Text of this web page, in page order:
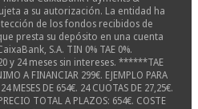
a su autorización. La entidad ha
de los fondos recibidos de
presta su depósito en una cuenta
S.A. TIN 0% TAE 0%.
y 24 meses sin intereses. ******TAE
A FINANCIAR 299€. EJEMPLO PARA
MESES DE 654€. 24 CUOTAS DE 27,25€.
TOTAL A PLAZOS: 654€. COSTE